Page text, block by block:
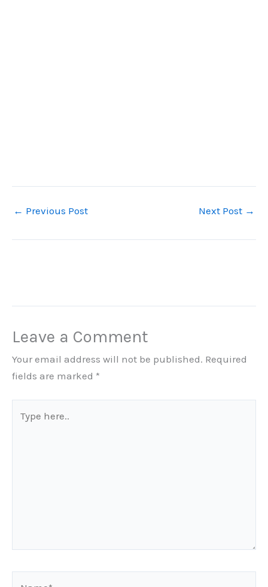
← Previous Post Next Post →
Leave a Comment
Your email address will not be published. Required
fields are marked *
here..